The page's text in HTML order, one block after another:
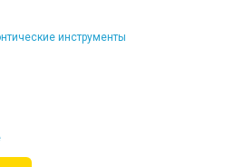
инструменты